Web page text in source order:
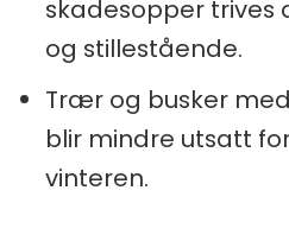
skadesopper trives
og stillestående.
Trær og busker
blir mindre utsatt
vinteren.